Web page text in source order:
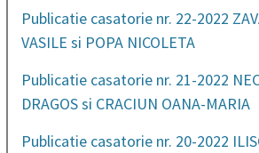
Publicatie casatorie nr. 22-2022
VASILE si POPA NICOLETA
Publicatie casatorie nr. 21-2022
DRAGOS si CRACIUN OANA-MARIA
Publicatie casatorie nr. 20-2022